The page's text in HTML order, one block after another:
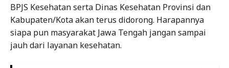
BPJS Kesehatan serta Dinas Kesehatan Provinsi dan
Kabupaten/Kota akan terus didorong. Harapannya
siapa pun masyarakat Jawa Tengah jangan sampai
jauh dari layanan kesehatan.